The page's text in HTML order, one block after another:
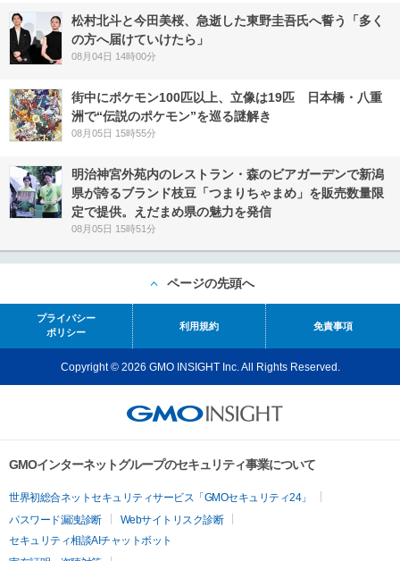
松村北斗と今田美桜、急逝した東野圭吾氏へ誓う「多く
の方へ届けていけたら」
08月04日 14時00分
街中にポケモン100匹以上、立像は19匹 日本橋・八重
洲で“伝説のポケモン”を巡る謎解き
08月05日 15時55分
明治神宮外苑内のレストラン・森のビアガーデンで新潟
県が誇るブランド枝豆「つまりちゃまめ」を販売数量限
定で提供。えだまめ県の魅力を発信
08月05日 15時51分
ページの先頭へ
プライバシー
ポリシー
利用規約 免責事項
Copyright © 2026 GMO INSIGHT Inc. All Rights Reserved.
GMOインターネットグループのセキュリティ事業について
世界初総合ネットセキュリティサービス「GMOセキュリティ24」
パスワード漏洩診断
Webサイトリスク診断
セキュリティ相談AIチャットボット